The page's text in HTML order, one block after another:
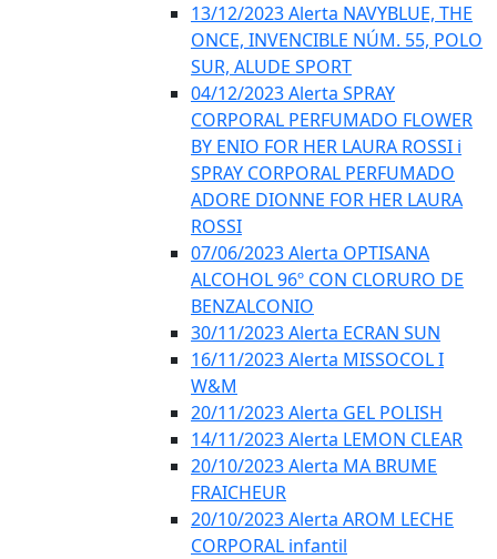
13/12/2023 Alerta NAVYBLUE, THE
ONCE, INVENCIBLE NÚM. 55, POLO
SUR, ALUDE SPORT
04/12/2023 Alerta SPRAY
CORPORAL PERFUMADO FLOWER
BY ENIO FOR HER LAURA ROSSI i
SPRAY CORPORAL PERFUMADO
ADORE DIONNE FOR HER LAURA
ROSSI
07/06/2023 Alerta OPTISANA
ALCOHOL 96º CON CLORURO DE
BENZALCONIO
30/11/2023 Alerta ECRAN SUN
16/11/2023 Alerta MISSOCOL I
W&M
20/11/2023 Alerta GEL POLISH
14/11/2023 Alerta LEMON CLEAR
20/10/2023 Alerta MA BRUME
FRAICHEUR
20/10/2023 Alerta AROM LECHE
CORPORAL infantil